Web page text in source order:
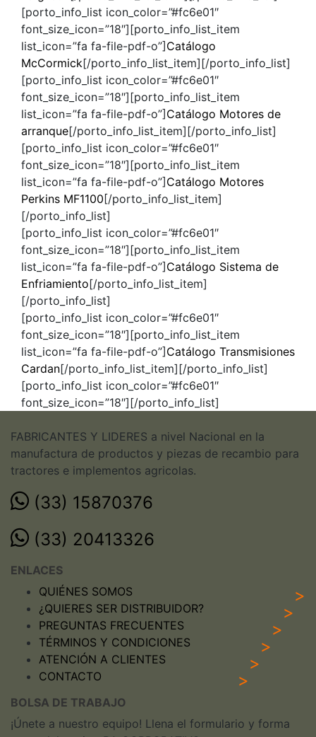
[porto_info_list icon_color=”#fc6e01″
font_size_icon=”18″][porto_info_list_item
list_icon=”fa fa-file-pdf-o”]Catálogo
McCormick[/porto_info_list_item][/porto_info_list]
[porto_info_list icon_color=”#fc6e01″
font_size_icon=”18″][porto_info_list_item
list_icon=”fa fa-file-pdf-o”]Catálogo Motores de
arranque[/porto_info_list_item][/porto_info_list]
[porto_info_list icon_color=”#fc6e01″
font_size_icon=”18″][porto_info_list_item
list_icon=”fa fa-file-pdf-o”]Catálogo Motores
Perkins MF1100[/porto_info_list_item]
[/porto_info_list]
[porto_info_list icon_color=”#fc6e01″
font_size_icon=”18″][porto_info_list_item
list_icon=”fa fa-file-pdf-o”]Catálogo Sistema de
Enfriamiento[/porto_info_list_item]
[/porto_info_list]
[porto_info_list icon_color=”#fc6e01″
font_size_icon=”18″][porto_info_list_item
list_icon=”fa fa-file-pdf-o”]Catálogo Transmisiones
Cardan[/porto_info_list_item][/porto_info_list]
[porto_info_list icon_color=”#fc6e01″
font_size_icon=”18″][/porto_info_list]
FABRICANTES Y LIDERES a nivel Nacional en la
manufactura de productos y piezas de recambio para
tractores e implementos agricolas.
(33) 15870376
(33) 20413326
ENLACES
QUIÉNES SOMOS
¿QUIERES SER DISTRIBUIDOR?
PREGUNTAS FRECUENTES
TÉRMINOS Y CONDICIONES
ATENCIÓN A CLIENTES
CONTACTO
BOLSA DE TRABAJO
¡Únete a nuestro equipo! Llena el formulario y forma